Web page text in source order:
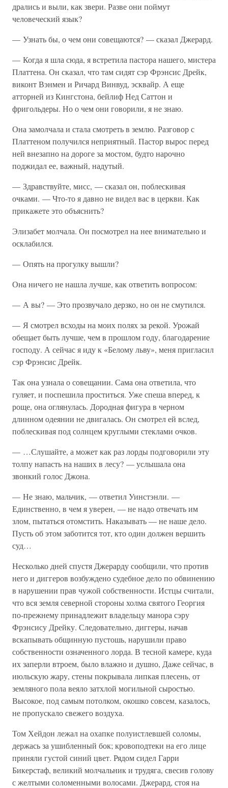
дрались и выли, как звери. Разве они поймут
человеческий язык?
— Узнать бы, о чем они совещаются? — сказал Джерард.
— Когда я шла сюда, я встретила пастора нашего, мистера
Платтена. Он сказал, что там сидят сэр Фрэнсис Дрейк,
виконт Вэнмен и Ричард Винвуд, эсквайр. А еще
атторней из Кингстона, бейлиф Нед Саттон и
фригольдеры. Но о чем они говорили, я не знаю.
Она замолчала и стала смотреть в землю. Разговор с
Платтеном получился неприятный. Пастор вырос перед
ней внезапно на дороге за мостом, будто нарочно
поджидал ее, важный, надутый.
— Здравствуйте, мисс, — сказал он, поблескивая
очками. — Что-то я давно не видел вас в церкви. Как
прикажете это объяснить?
Элизабет молчала. Он посмотрел на нее внимательно и
осклабился.
— Опять на прогулку вышли?
Она ничего не нашла лучше, как ответить вопросом:
— А вы? — Это прозвучало дерзко, но он не смутился.
— Я смотрел всходы на моих полях за рекой. Урожай
обещает быть лучше, чем в прошлом году, благодарение
господу. А сейчас я иду к «Белому льву», меня пригласил
сэр Фрэнсис Дрейк.
Так она узнала о совещании. Сама она ответила, что
гуляет, и поспешила проститься. Уже спеша вперед, к
роще, она оглянулась. Дородная фигура в черном
длинном одеянии не двигалась. Он смотрел ей вслед,
поблескивая под солнцем круглыми стеклами очков.
— …Слушайте, а может как раз лорды подговорили эту
толпу напасть на наших в лесу? — услышала она
звонкий голос Джона.
— Не знаю, мальчик, — ответил Уинстэнли. —
Единственно, в чем я уверен, — не надо отвечать им
злом, пытаться отомстить. Наказывать — не наше дело.
Пусть об этом заботится тот, кто один должен вершить
суд…
Несколько дней спустя Джерарду сообщили, что против
него и диггеров возбуждено судебное дело по обвинению
в нарушении прав чужой собственности. Истцы считали,
что вся земля северной стороны холма святого Георгия
по-прежнему принадлежит владельцу манора сэру
Фрэнсису Дрейку. Следовательно, диггеры, начав
вскапывать общинную пустошь, нарушили право
собственности означенного лорда. В тесной камере, куда
их заперли втроем, было влажно и душно, Даже сейчас, в
июльскую жару, стены покрывала липкая плесень, от
земляного пола веяло затхлой могильной сыростью.
Высокое, под самым потолком, окошко совсем, казалось,
не пропускало свежего воздуха.
Том Хейдон лежал на охапке полуистлевшей соломы,
держась за ушибленный бок; кровоподтеки на его лице
приняли густой синий цвет. Рядом сидел Гарри
Бикерстаф, великий молчальник и трудяга, свесив голову
с желтыми соломенными волосами. Джерард, стоя на